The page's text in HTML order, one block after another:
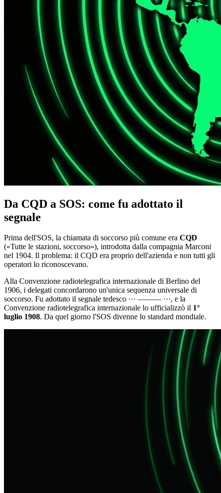
Da CQD a SOS: come fu adottato il
segnale
Prima dell'SOS, la chiamata di soccorso più comune era CQD
(«Tutte le stazioni, soccorso»), introdotta dalla compagnia Marconi
nel 1904. Il problema: il CQD era proprio dell'azienda e non tutti gli
operatori lo riconoscevano.
Alla Convenzione radiotelegrafica internazionale di Berlino del
1906, i delegati concordarono un'unica sequenza universale di
soccorso. Fu adottato il segnale tedesco ··· ——— ···, e la
Convenzione radiotelegrafica internazionale lo ufficializzò il 1°
luglio 1908. Da quel giorno l'SOS divenne lo standard mondiale.